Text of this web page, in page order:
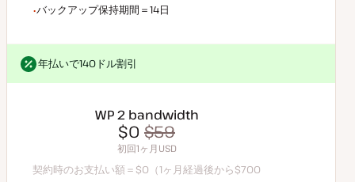
バックアップデータ保持
バックアップ保持期間＝14日
年払いで140ドル割引
年払いで140ドル割引
WP 2 bandwidth
契約時のお支払い額＝$0（1ヶ月経過後から$70で自動更新）
$0 $59
初回1ヶ月USD
契約時のお支払い額＝$0（1ヶ月経過後から$700